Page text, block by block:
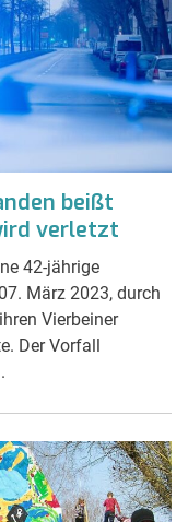
beißt
verletzt
42-jährige
März 2023, durch
Vierbeiner
Der Vorfall